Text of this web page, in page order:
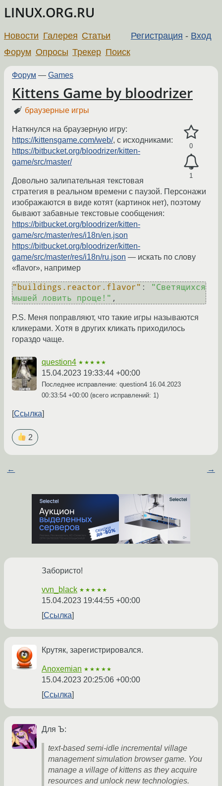
LINUX.ORG.RU
Регистрация - Вход
Новости Галерея Статьи
Форум Опросы Трекер Поиск
Форум — Games
Kittens Game by bloodrizer
браузерные игры
0
1
Наткнулся на браузерную игру:
https://kittensgame.com/web/, с исходниками:
https://bitbucket.org/bloodrizer/kitten-
game/src/master/
Довольно залипательная текстовая
стратегия в реальном времени с паузой. Персонажи
изображаются в виде котят (картинок нет), поэтому
бывают забавные текстовые сообщения:
https://bitbucket.org/bloodrizer/kitten-
game/src/master/res/i18n/en.json
https://bitbucket.org/bloodrizer/kitten-
game/src/master/res/i18n/ru.json — искать по слову
«flavor», например
"buildings.reactor.flavor" :
"Светящихся
мышей ловить проще!" ,
P.S. Меня поправляют, что такие игры называются
кликерами. Хотя в других кликать приходилось
гораздо чаще.
question4 ★★★★★
15.04.2023 19:33:44 +00:00
Последнее исправление: question4 16.04.2023
00:33:54 +00:00 (всего исправлений: 1)
Ссылка
2
← →
Забористо!
vvn_black ★★★★★
15.04.2023 19:44:55 +00:00
Ссылка
Крутяк, зарегистрировался.
Anoxemian ★★★★★
15.04.2023 20:25:06 +00:00
Ссылка
Для Ъ:
text-based semi-idle incremental village
management simulation browser game. You
manage a village of kittens as they acquire
resources and unlock new technologies.